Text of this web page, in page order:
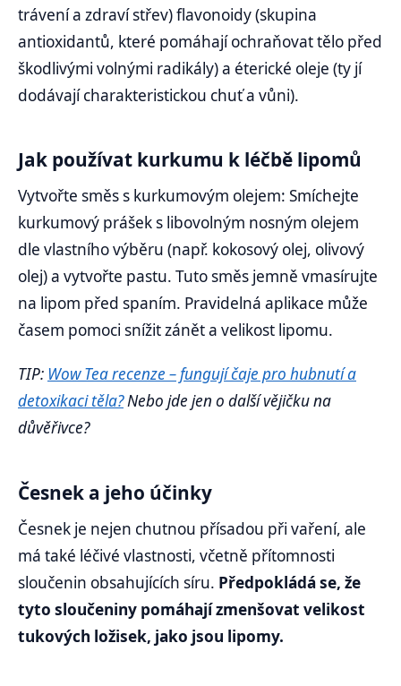
trávení a zdraví střev) flavonoidy (skupina
antioxidantů, které pomáhají ochraňovat tělo před
škodlivými volnými radikály) a éterické oleje (ty jí
dodávají charakteristickou chuť a vůni).
Jak používat kurkumu k léčbě lipomů
Vytvořte směs s kurkumovým olejem: Smíchejte
kurkumový prášek s libovolným nosným olejem
dle vlastního výběru (např. kokosový olej, olivový
olej) a vytvořte pastu. Tuto směs jemně vmasírujte
na lipom před spaním. Pravidelná aplikace může
časem pomoci snížit zánět a velikost lipomu.
TIP: Wow Tea recenze – fungují čaje pro hubnutí a
detoxikaci těla?Nebo jde jen o další vějičku na
důvěřivce?
Česnek a jeho účinky
Česnek je nejen chutnou přísadou při vaření, ale
má také léčivé vlastnosti, včetně přítomnosti
sloučenin obsahujících síru. Předpokládá se, že
tyto sloučeniny pomáhají zmenšovat velikost
tukových ložisek, jako jsou lipomy.